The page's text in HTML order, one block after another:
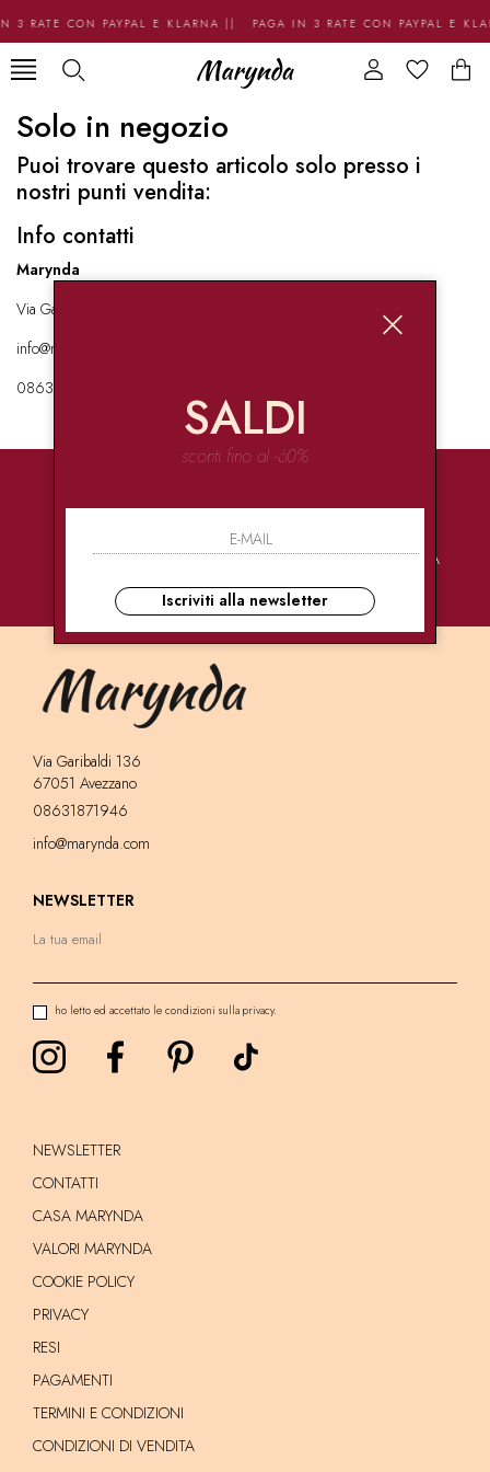
3 RATE CON PAYPAL E KLARNA || PAGA IN 3 RATE CON PAYPAL E
Solo in negozio
Puoi trovare questo articolo solo presso i
nostri punti vendita:
Info contatti
Marynda
Via Garibaldi 136 67051 Avezzano
info@marynda.com
08631871946
PAGAMENTI
CONSEGNE
ULTRA RAPIDE
ASSISTENZA
Via Garibaldi 136
67051 Avezzano
08631871946
info@marynda.com
NEWSLETTER
ho letto ed accettato le condizioni sulla privacy.
NEWSLETTER
CONTATTI
CASA MARYNDA
VALORI MARYNDA
COOKIE POLICY
PRIVACY
RESI
PAGAMENTI
TERMINI E CONDIZIONI
CONDIZIONI DI VENDITA
SALDI
sconti fino al -60%
Iscriviti alla newsletter